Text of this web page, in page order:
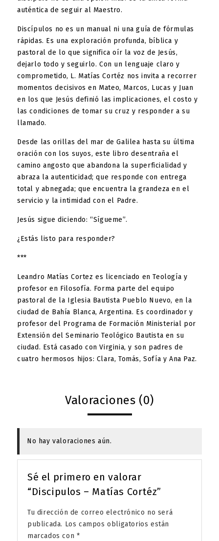
auténtica de seguir al Maestro.
Discípulos no es un manual ni una guía de fórmulas
rápidas. Es una exploración profunda, bíblica y
pastoral de lo que significa oír la voz de Jesús,
dejarlo todo y seguirlo. Con un lenguaje claro y
comprometido, L. Matías Cortéz nos invita a recorrer
momentos decisivos en Mateo, Marcos, Lucas y Juan
en los que Jesús definió las implicaciones, el costo y
las condiciones de tomar su cruz y responder a su
llamado.
Desde las orillas del mar de Galilea hasta su última
oración con los suyos, este libro desentraña el
camino angosto que abandona la superficialidad y
abraza la autenticidad; que responde con entrega
total y abnegada; que encuentra la grandeza en el
servicio y la intimidad con el Padre.
Jesús sigue diciendo: “Sígueme”.
¿Estás listo para responder?
***
Leandro Matías Cortez es licenciado en Teología y
profesor en Filosofía. Forma parte del equipo
pastoral de la Iglesia Bautista Pueblo Nuevo, en la
ciudad de Bahía Blanca, Argentina. Es coordinador y
profesor del Programa de Formación Ministerial por
Extensión del Seminario Teológico Bautista en su
ciudad. Está casado con Virginia, y son padres de
cuatro hermosos hijos: Clara, Tomás, Sofía y Ana Paz.
Valoraciones (0)
No hay valoraciones aún.
Sé el primero en valorar
“Discipulos – Matías Cortéz”
Tu dirección de correo electrónico no será
publicada. Los campos obligatorios están
marcados con *